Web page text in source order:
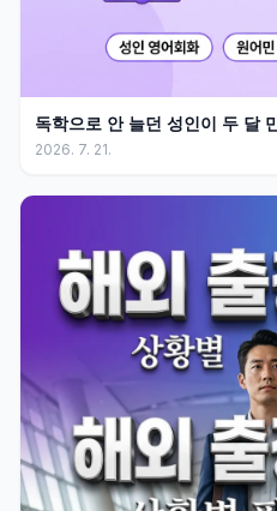
독학으로 안 늘던 성인이 두 달
2026. 7. 21.